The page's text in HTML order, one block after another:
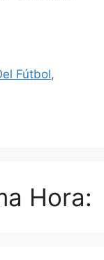
Fútbol,
Hora: